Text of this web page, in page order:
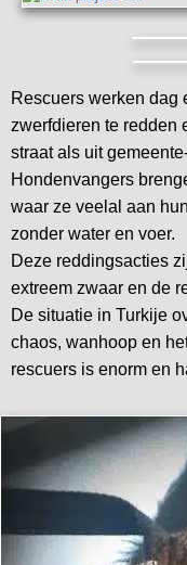
Rescuers werken dag
zwerfdieren te redden
straat als uit
Hondenvangers
waar ze veelal aan
zonder water en voer.
Deze reddingsacties
extreem zwaar en de
De situatie in Turkije
chaos, wanhoop en
rescuers is enorm en